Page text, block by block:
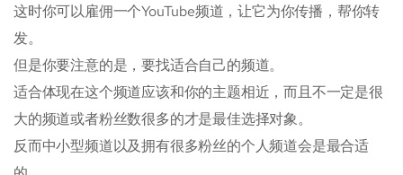
这时你可以雇佣一个YouTube频道，让它为你传播，帮你转
发。
但是你要注意的是，要找适合自己的频道。
适合体现在这个频道应该和你的主题相近，而且不一定是很
大的频道或者粉丝数很多的才是最佳选择对象。
反而中小型频道以及拥有很多粉丝的个人频道会是最合适